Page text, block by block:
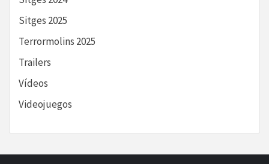
Sitges 2025
Terrormolins 2025
Trailers
Vídeos
Videojuegos